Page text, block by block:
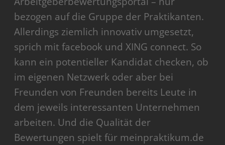
bezogen auf die Gruppe der Praktikanten.
Allerdings ziemlich innovativ umgesetzt,
sprich mit facebook und XING connect. So
kann ein potentieller Kandidat checken, ob
im eigenen Netzwerk oder aber bei
Freunden von Freunden bereits Leute in
dem jeweils interessanten Unternehmen
arbeiten. Und die Qualität der
Bewertungen spielt für meinpraktikum.de